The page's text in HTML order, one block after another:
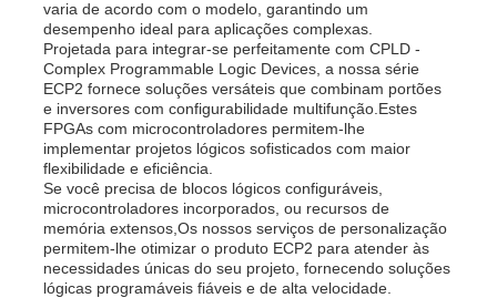
varia de acordo com o modelo, garantindo um
desempenho ideal para aplicações complexas.
Projetada para integrar-se perfeitamente com CPLD -
Complex Programmable Logic Devices, a nossa série
ECP2 fornece soluções versáteis que combinam portões
e inversores com configurabilidade multifunção.Estes
FPGAs com microcontroladores permitem-lhe
implementar projetos lógicos sofisticados com maior
flexibilidade e eficiência.
Se você precisa de blocos lógicos configuráveis,
microcontroladores incorporados, ou recursos de
memória extensos,Os nossos serviços de personalização
permitem-lhe otimizar o produto ECP2 para atender às
necessidades únicas do seu projeto, fornecendo soluções
lógicas programáveis fiáveis e de alta velocidade.